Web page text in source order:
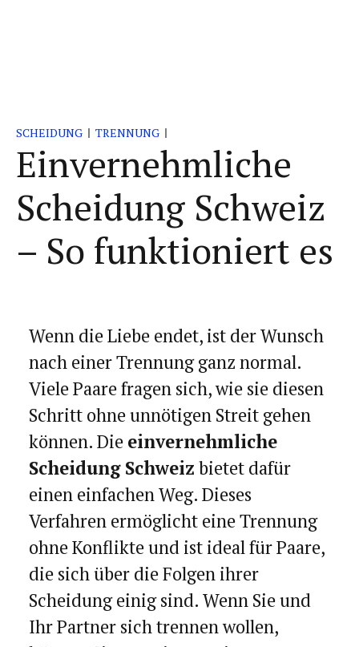
SCHEIDUNG TRENNUNG
Einvernehmliche
Scheidung Schweiz
– So funktioniert es
Wenn die Liebe endet, ist der Wunsch
nach einer Trennung ganz normal.
Viele Paare fragen sich, wie sie diesen
Schritt ohne unnötigen Streit gehen
können. Die einvernehmliche
Scheidung Schweiz bietet dafür
einen einfachen Weg. Dieses
Verfahren ermöglicht eine Trennung
ohne Konflikte und ist ideal für Paare,
die sich über die Folgen ihrer
Scheidung einig sind. Wenn Sie und
Ihr Partner sich trennen wollen,